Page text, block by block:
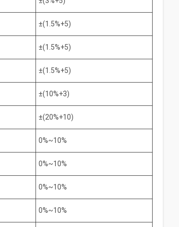
±(1.5%+5)
±(1.5%+5)
±(1.5%+5)
±(10%+3)
±(20%+10)
0%~10%
0%~10%
0%~10%
0%~10%